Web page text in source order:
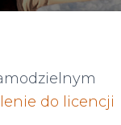
do licencji